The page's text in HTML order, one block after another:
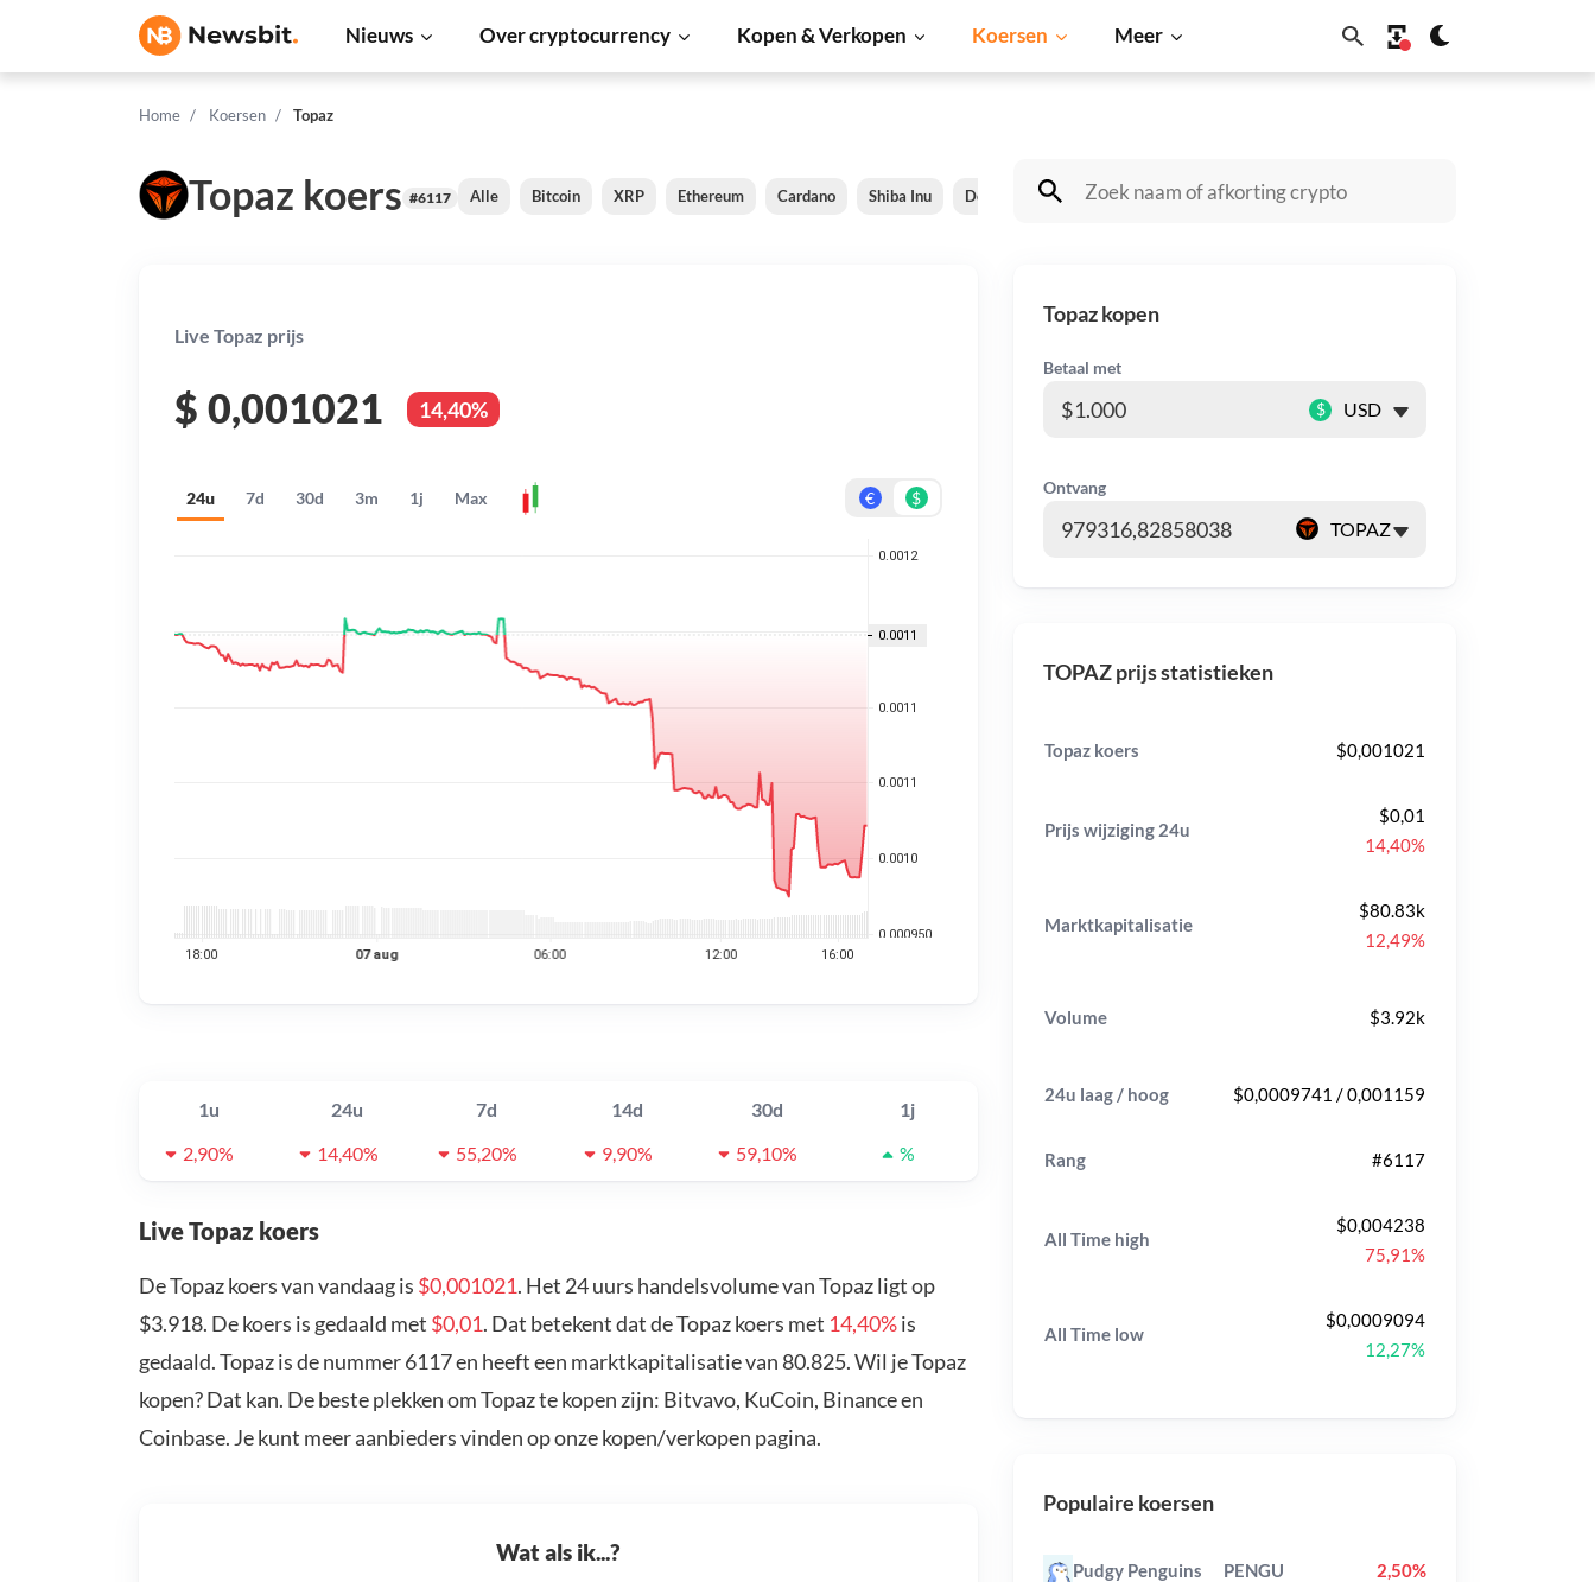
Nieuws Over cryptocurrency Kopen & Verkopen Koersen Meer
Home Koersen Topaz
Topaz koers #6117 Alle Bitcoin XRP Ethereum Cardano Shiba Inu Dogecoin Solana BNB
Live Topaz prijs
$ 0,001021 14,40%
24u 7d 30d 3m 1j Max € $
1u 24u 7d 14d 30d
1j
2,90%
14,40% 55,20% 9,90% 59,10% %
Live Topaz koers
De Topaz koers van vandaag is $0,001021. Het 24 uurs handelsvolume van Topaz ligt op
$3.918. De koers is gedaald met $0,01. Dat betekent dat de Topaz koers met 14,40%is
gedaald. Topaz is de nummer 6117 en heeft een marktkapitalisatie van 80.825. Wil je Topaz
kopen? Dat kan. De beste plekken om Topaz te kopen zijn: Bitvavo, KuCoin, Binance en
Coinbase. Je kunt meer aanbieders vinden op onze kopen/verkopen pagina.
Wat als ik...?
Topaz kopen
Betaal met
$
Ontvang
TOPAZ prijs statistieken
Topaz koers $0,001021
Prijs wijziging 24u
$0,01
14,40%
Marktkapitalisatie
$80.83k
12,49%
Volume $3.92k
24u laag / hoog $0,0009741 / 0,001159
Rang #6117
All Time high
$0,004238
75,91%
All Time low
$0,0009094
12,27%
Populaire koersen
Pudgy Penguins PENGU 2,50%